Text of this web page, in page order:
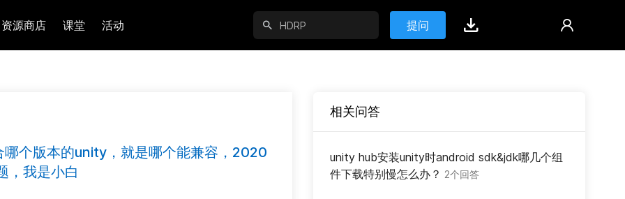
资源商店 课堂 活动 提问
个版本的unity，就是哪个能兼容，2020
，我是小白
相关问答
unity hub安装unity时android sdk&jdk哪几个组
件下载特别慢怎么办？ 2个回答